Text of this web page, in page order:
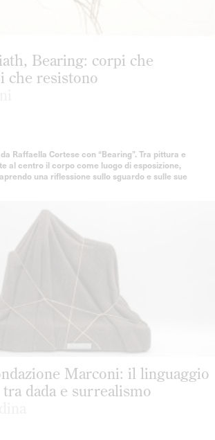
Bearing: corpi che
che resistono
Raffaella Cortese con “Bearing”. Tra pittura e
al centro il corpo come luogo di esposizione,
una riflessione sullo sguardo e sulle sue
Marconi: il linguaggio
dada e surrealismo